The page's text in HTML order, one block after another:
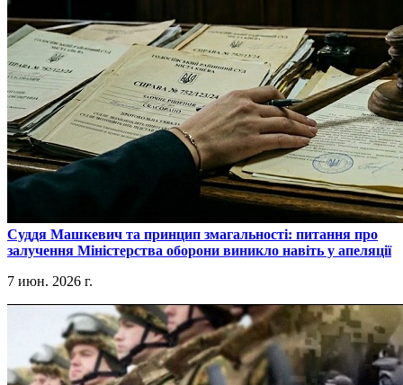
​Суддя Машкевич та принцип змагальності: питання про
залучення Міністерства оборони виникло навіть у апеляції
7 июн. 2026 г.